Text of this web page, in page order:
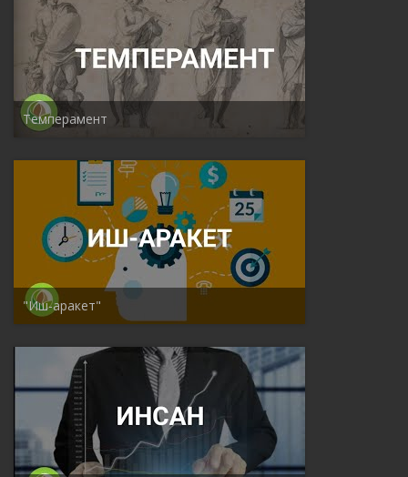
Темперамент
"Иш-аракет"